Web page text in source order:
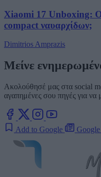
Xiaomi 17 Unboxing: Ο
compact ναυαρχίδων;
Dimitrios Amprazis
Μείνε
Ακολούθησέ μας στα social
αγαπημένες σου πηγές για να
Add to Google